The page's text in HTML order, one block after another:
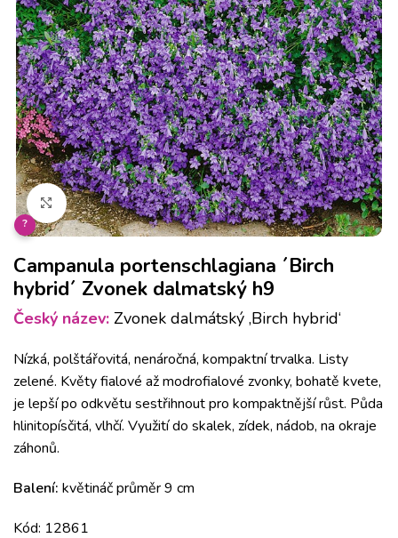
Klikněte pro zvětšení
?
Campanula portenschlagiana ´Birch
hybrid´ Zvonek dalmatský h9
Český název: Zvonek dalmátský ‚Birch hybrid‘
Nízká, polštářovitá, nenáročná, kompaktní trvalka. Listy
zelené. Květy fialové až modrofialové zvonky, bohatě kvete,
je lepší po odkvětu sestřihnout pro kompaktnější růst. Půda
hlinitopísčitá, vlhčí. Využití do skalek, zídek, nádob, na okraje
záhonů.
Balení: květináč průměr 9 cm
Kód: 12861